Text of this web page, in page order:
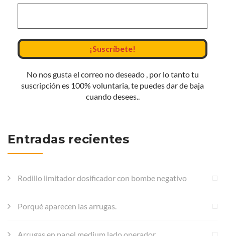
No nos gusta el correo no deseado , por lo tanto tu
suscripción es 100% voluntaria, te puedes dar de baja
cuando desees..
Entradas recientes
Rodillo limitador dosificador con bombe negativo
Porqué aparecen las arrugas.